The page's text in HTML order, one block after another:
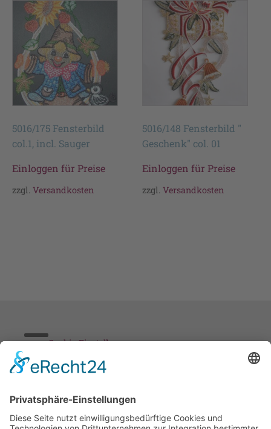
5016/175 Fensterbild
col.1, incl. Sauger
Einloggen für Preise
zzgl. Versandkosten
5016/148 Fensterbild "
Geschenk" col. 01
Einloggen für Preise
zzgl.Versandkosten
Cookie-Einstellungen